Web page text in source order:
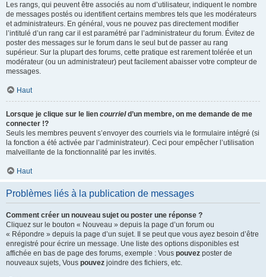
Les rangs, qui peuvent être associés au nom d’utilisateur, indiquent le nombre
de messages postés ou identifient certains membres tels que les modérateurs
et administrateurs. En général, vous ne pouvez pas directement modifier
l’intitulé d’un rang car il est paramétré par l’administrateur du forum. Évitez de
poster des messages sur le forum dans le seul but de passer au rang
supérieur. Sur la plupart des forums, cette pratique est rarement tolérée et un
modérateur (ou un administrateur) peut facilement abaisser votre compteur de
messages.
Haut
Lorsque je clique sur le lien courrield’un membre, on me demande de me
connecter !?
Seuls les membres peuvent s’envoyer des courriels via le formulaire intégré (si
la fonction a été activée par l’administrateur). Ceci pour empêcher l’utilisation
malveillante de la fonctionnalité par les invités.
Haut
Problèmes liés à la publication de messages
Comment créer un nouveau sujet ou poster une réponse ?
Cliquez sur le bouton « Nouveau » depuis la page d’un forum ou
« Répondre » depuis la page d’un sujet. Il se peut que vous ayez besoin d’être
enregistré pour écrire un message. Une liste des options disponibles est
affichée en bas de page des forums, exemple : Vous pouvez poster de
nouveaux sujets, Vous pouvez joindre des fichiers, etc.